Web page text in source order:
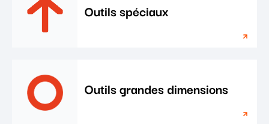
Outils spéciaux
Outils grandes dimensions